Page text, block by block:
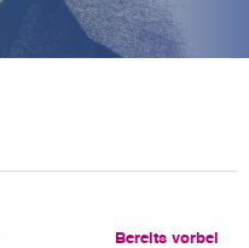
Bereits vorbei